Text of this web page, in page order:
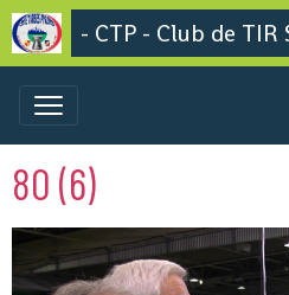
- CTP - Club de TIR
80 (6)